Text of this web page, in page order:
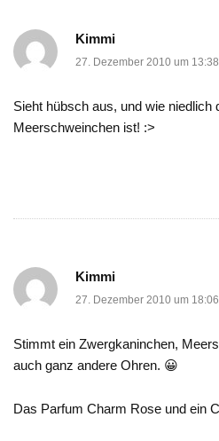
Kimmi
27. Dezember 2010 um
Sieht hübsch aus, und wie niedlich
Meerschweinchen ist! :>
Kimmi
27. Dezember 2010 um
Stimmt ein Zwergkaninchen,
auch ganz andere Ohren. 😀
Das Parfum Charm Rose und ein